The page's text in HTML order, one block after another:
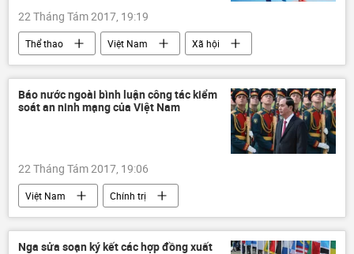
22 Tháng Tám 2017, 19:19
Thể thao Việt Nam
Xã hội
Hà Nội
Malaysia
Nguyễn Thị Hồng Anh
Đoàn thể thao Việt Nam
karatedo
Báo nước ngoài bình luận công tác kiểm
soát an ninh mạng của Việt Nam
22 Tháng Tám 2017, 19:06
Việt Nam
Chính trị
Trần Đại Quang
Reuters
An ninh thông tin
Nga sửa soạn ký kết các hợp đồng xuất